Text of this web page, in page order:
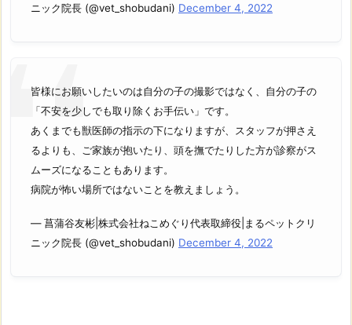
ニック院長 (@vet_shobudani) December 4, 2022
皆様にお願いしたいのは自分の子の撮影ではなく、自分の子の
「不安を少しでも取り除くお手伝い」です。
あくまでも獣医師の指示の下になりますが、スタッフが押さえ
るよりも、ご家族が抱いたり、頭を撫でたりした方が診察がス
ムーズになることもあります。
病院が怖い場所ではないことを教えましょう。
— 菖蒲谷友彬|株式会社ねこめぐり代表取締役|まるペットクリ
ニック院長 (@vet_shobudani) December 4, 2022